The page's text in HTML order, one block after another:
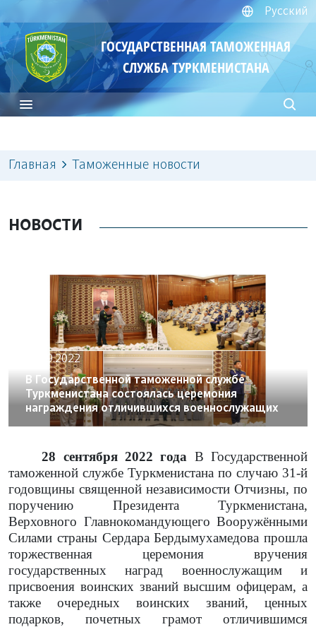
Русский
ГОСУДАРСТВЕННАЯ ТАМОЖЕННАЯ
СЛУЖБА ТУРКМЕНИСТАНА
Главная Таможенные новости
НОВОСТИ
28.09.2022
В Государственной таможенной службе
Туркменистана состоялась церемония
награждения отличившихся военнослужащих
28 сентября 2022 года В Государственной
таможенной службе Туркменистана по случаю 31-й
годовщины священной независимости Отчизны, по
поручению Президента Туркменистана,
Верховного Главнокомандующего Вооружёнными
Силами страны Сердара Бердымухамедова прошла
торжественная церемония вручения
государственных наград военнослужащим и
присвоения воинских званий высшим офицерам, а
также очередных воинских званий, ценных
подарков, почетных грамот отличившимся